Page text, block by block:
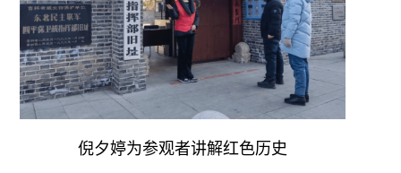
倪夕婷为参观者讲解红色历史